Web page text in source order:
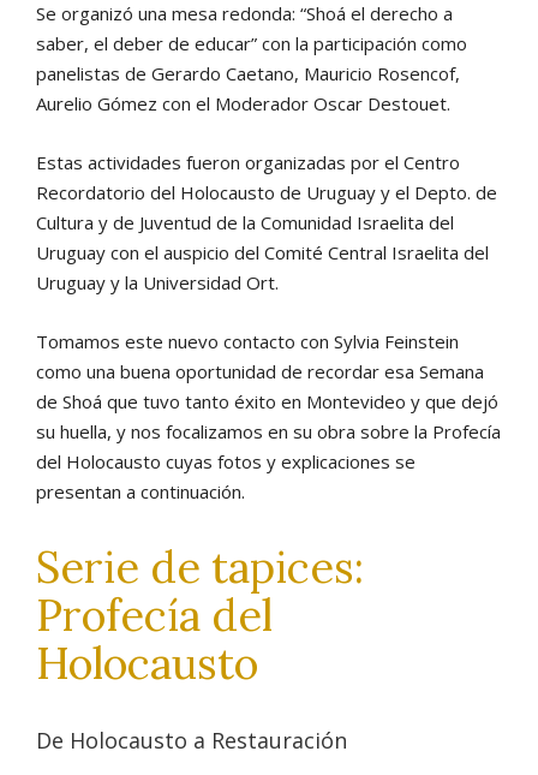
Se organizó una mesa redonda: “Shoá el derecho a
saber, el deber de educar” con la participación como
panelistas de Gerardo Caetano, Mauricio Rosencof,
Aurelio Gómez con el Moderador Oscar Destouet.
Estas actividades fueron organizadas por el Centro
Recordatorio del Holocausto de Uruguay y el Depto. de
Cultura y de Juventud de la Comunidad Israelita del
Uruguay con el auspicio del Comité Central Israelita del
Uruguay y la Universidad Ort.
Tomamos este nuevo contacto con Sylvia Feinstein
como una buena oportunidad de recordar esa Semana
de Shoá que tuvo tanto éxito en Montevideo y que dejó
su huella, y nos focalizamos en su obra sobre la Profecía
del Holocausto cuyas fotos y explicaciones se
presentan a continuación.
Serie de tapices:
Profecía del
Holocausto
De Holocausto a Restauración